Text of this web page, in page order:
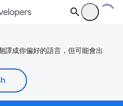
譯成你偏好的語言，但可能會出